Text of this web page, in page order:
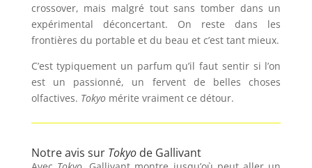
crossover, mais malgré tout sans tomber dans un
expérimental déconcertant. On reste dans les
frontières du portable et du beau et c’est tant mieux.
C’est typiquement un parfum qu’il faut sentir si l’on
est un passionné, un fervent de belles choses
olfactives. Tokyomérite vraiment ce détour.
Notre avis sur Tokyo de Gallivant